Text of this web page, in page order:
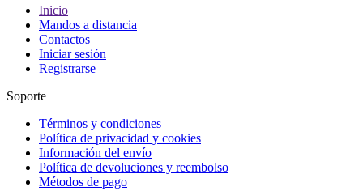
Inicio
Mandos a distancia
Contactos
Iniciar sesión
Registrarse
Soporte
Términos y condiciones
Política de privacidad y cookies
Información del envío
Política de devoluciones y reembolso
Métodos de pago